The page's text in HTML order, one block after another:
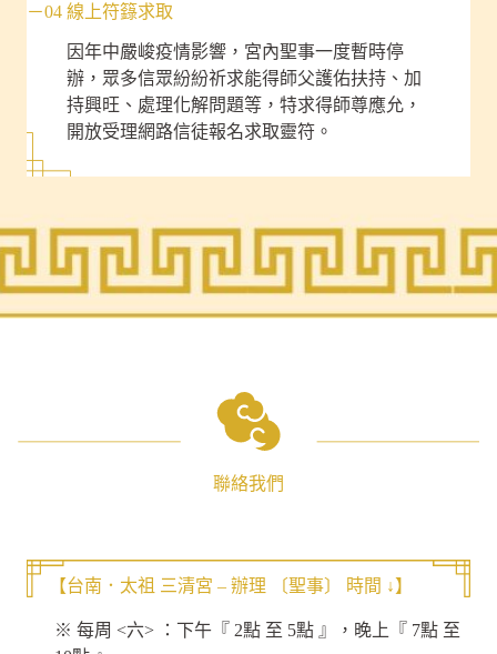
－04 線上符籙求取
因年中嚴峻疫情影響，宮內聖事一度暫時停
辦，眾多信眾紛紛祈求能得師父護佑扶持、加
持興旺、處理化解問題等，特求得師尊應允，
開放受理網路信徒報名求取靈符。
聯絡我們
【台南．太祖 三清宮 – 辦理 〔聖事〕 時間 ↓】
※ 每周 <六> ：下午『 2點 至 5點 』，晚上『 7點 至